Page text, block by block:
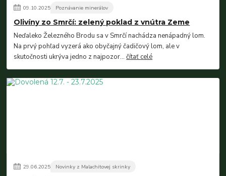
09.10.2025 Poznávanie minerálov
Olivíny zo Smrčí: zelený poklad z vnútra Zeme
Neďaleko Železného Brodu sa v Smrčí nachádza nenápadný lom.
Na prvý pohľad vyzerá ako obyčajný čadičový lom, ale v
skutočnosti ukrýva jedno z najpozor...čítať celé
29.06.2025 Novinky z Malachitovej skrinky